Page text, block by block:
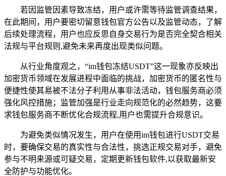
若因监管因素导致冻结，用户或许需等待监管调查结果，
在此期间，用户要密切留意钱包官方公告以及监管动态，了解
后续处理流程，用户也应反思自身交易行为是否完全契合相关
法规与平台规则,避免未来再度出现类似问题。
从行业角度观之，“im钱包冻结USDT”这一现象亦反映出
加密货币领域在发展进程中面临的挑战，加密货币的匿名性与
便捷性使其易被不法分子利用从事非法活动，钱包服务商必须
强化风控措施；监管加强是行业走向规范化的必然趋势，这要
求钱包服务商不断优化合规流程,用户也需提升合规意识。
为避免类似情况发生，用户在使用im钱包进行USDT交易
时，要确保交易的真实性与合法性，挑选正规交易对手，避免
参与不明来源或可疑交易，定期更新钱包软件,以获取最新安
全防护与功能优化。